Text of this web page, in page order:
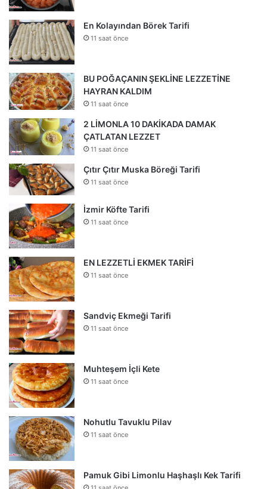
En Kolayından Börek Tarifi
11 saat önce
BU POĞAÇANIN ŞEKLİNE LEZZETİNE
HAYRAN KALDIM
11 saat önce
2 LİMONLA 10 DAKİKADA DAMAK
ÇATLATAN LEZZET
11 saat önce
Çıtır Çıtır Muska Böreği Tarifi
11 saat önce
İzmir Köfte Tarifi
11 saat önce
EN LEZZETLİ EKMEK TARİFİ
11 saat önce
Sandviç Ekmeği Tarifi
11 saat önce
Muhteşem İçli Kete
11 saat önce
Nohutlu Tavuklu Pilav
11 saat önce
Pamuk Gibi Limonlu Haşhaşlı Kek Tarifi